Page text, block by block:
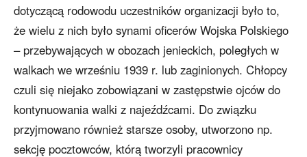
dotyczącą rodowodu uczestników organizacji było to,
że wielu z nich było synami oficerów Wojska Polskiego
– przebywających w obozach jenieckich, poległych w
walkach we wrześniu 1939 r. lub zaginionych. Chłopcy
czuli się niejako zobowiązani w zastępstwie ojców do
kontynuowania walki z najeźdźcami. Do związku
przyjmowano również starsze osoby, utworzono np.
sekcję pocztowców, którą tworzyli pracownicy